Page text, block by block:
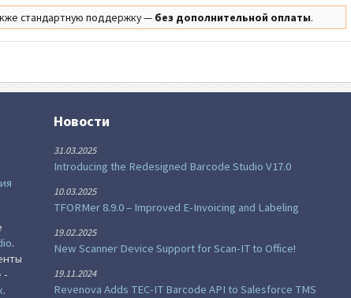
стандартную поддержку — без дополнительной оплаты.
.
-
.
Новости
31.03.2025
Introducing the Redesigned Barcode Studio V17.0
10.03.2025
TFORMer 8.9.0 – Improved E-Invoicing and Labeling
19.02.2025
New Scanner Device Support for Scan-IT to Office!
19.11.2024
Revenova Adds TEC-IT Barcode API to Salesforce TMS